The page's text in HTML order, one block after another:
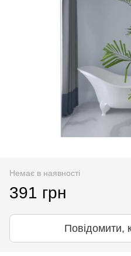
Немає в наявності
391 грн
Повідомити,